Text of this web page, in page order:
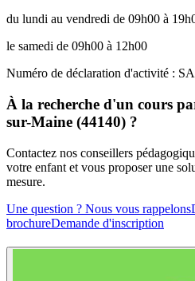
du lundi au vendredi de 09h00 à
le samedi de 09h00 à 12h00
Numéro de déclaration d'activité :
À la recherche d'un cours
sur-Maine (44140) ?
Contactez nos conseillers
votre enfant et vous proposer une
mesure.
Une question ? Nous vous rappelons
brochureDemande d'inscription